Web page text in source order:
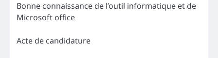
Bonne connaissance de l’outil informatique et de
Microsoft office
Acte de candidature